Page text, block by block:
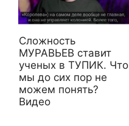
Сложность
МУРАВЬЕВ ставит
ученых в ТУПИК. Что
мы до сих пор не
можем понять?
Видео